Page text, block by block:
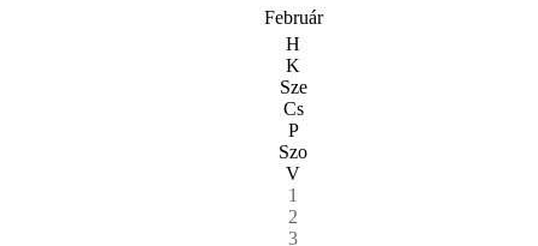
Február
H
K
Sze
Cs
P
Szo
V
1
2
3